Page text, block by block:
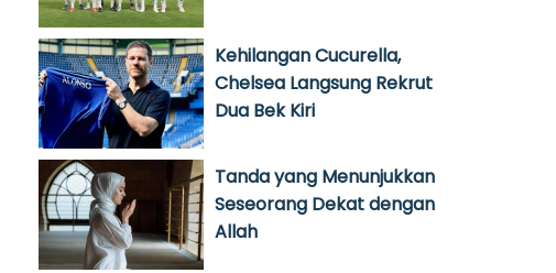
Kehilangan Cucurella,
Chelsea Langsung Rekrut
Dua Bek Kiri
Tanda yang Menunjukkan
Seseorang Dekat dengan
Allah